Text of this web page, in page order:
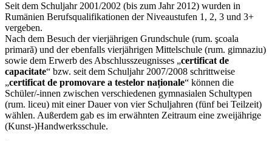
Seit dem Schuljahr 2001/2002 (bis zum Jahr 2012) wurden in
Rumänien Berufsqualifikationen der Niveaustufen 1, 2, 3 und 3+
vergeben.
Nach dem Besuch der vierjährigen Grundschule (rum. şcoala
primară) und der ebenfalls vierjährigen Mittelschule (rum. gimnaziu)
sowie dem Erwerb des Abschlusszeugnisses „certificat de
capacitate“ bzw. seit dem Schuljahr 2007/2008 schrittweise
„certificat de promovare a testelor naționale“ können die
Schüler/-innen zwischen verschiedenen gymnasialen Schultypen
(rum. liceu) mit einer Dauer von vier Schuljahren (fünf bei Teilzeit)
wählen. Außerdem gab es im erwähnten Zeitraum eine zweijährige
(Kunst-)Handwerksschule.